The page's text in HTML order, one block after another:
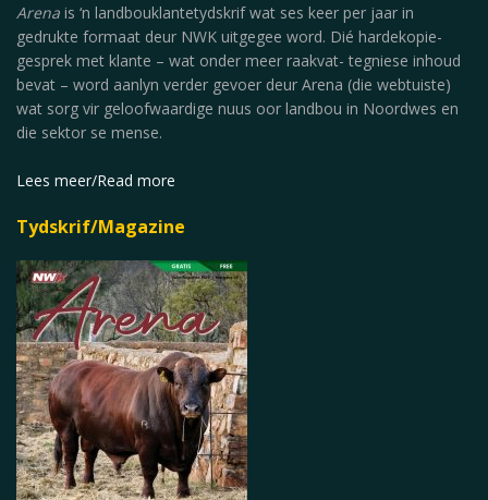
Arena is ‘n landbouklantetydskrif wat ses keer per jaar in
gedrukte formaat deur NWK uitgegee word. Dié hardekopie-
gesprek met klante – wat onder meer raakvat- tegniese inhoud
bevat – word aanlyn verder gevoer deur Arena (die webtuiste)
wat sorg vir geloofwaardige nuus oor landbou in Noordwes en
die sektor se mense.
Lees meer/Read more
Tydskrif/Magazine